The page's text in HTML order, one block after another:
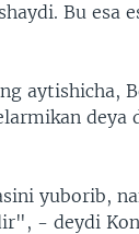
Bu esa
aytishicha,
deya
yuborib,
- deydi